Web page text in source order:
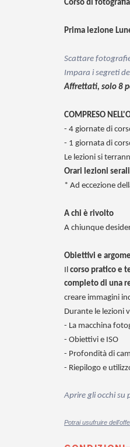
Corso di
Prima lezione
Scattare
Impara i segreti
Affrettati, solo 8
COMPRESO
- 4 giornate di
- 1 giornata di
Le lezioni si
Orari lezioni serali
* Ad eccezione
A chi è rivolto
A chiunque
Obiettivi e
corso pratico e
completo di una
creare immagini
Durante le lezioni
- La macchina
- Obiettivi e ISO
- Profondità di
- Riepilogo e
Aprire gli occhi su
Potrai usufruire